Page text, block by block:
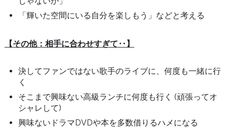
「輝いた空間にいる自分を楽しもう」などと考える
【その他：相手に合わせすぎて‥】
決してファンではない歌手のライブに、何度も一緒に行
く
そこまで興味ない高級ランチに何度も行く (頑張ってオ
シャレして)
興味ないドラマDVDや本を多数借りるハメになる